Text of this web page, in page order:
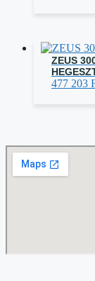
ZEUS
477 203